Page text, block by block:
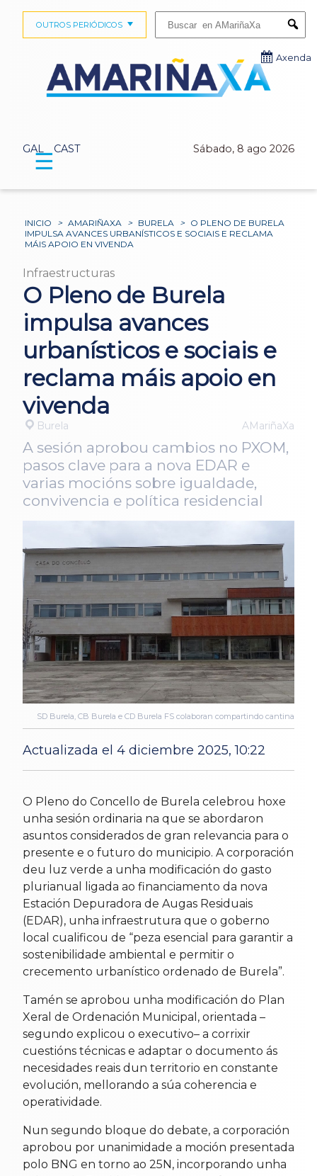
GAL CAST Sábado, 8 ago 2026
OUTROS PERIÓDICOS
Axenda
☰
INICIO > AMARIÑAXA > BURELA > O PLENO DE BURELA
IMPULSA AVANCES URBANÍSTICOS E SOCIAIS E RECLAMA
MÁIS APOIO EN VIVENDA
Infraestructuras
O Pleno de Burela
impulsa avances
urbanísticos e sociais e
reclama máis apoio en
vivenda
Burela AMariñaXa
A sesión aprobou cambios no PXOM,
pasos clave para a nova EDAR e
varias mocións sobre igualdade,
convivencia e política residencial
SD Burela, CB Burela e CD Burela FS colaboran compartindo cantina
Actualizada el 4 diciembre 2025, 10:22
horas 28 Nov 2025
O Pleno do Concello de Burela celebrou hoxe
unha sesión ordinaria na que se abordaron
asuntos considerados de gran relevancia para o
presente e o futuro do municipio. A corporación
deu luz verde a unha modificación do gasto
plurianual ligada ao financiamento da nova
Estación Depuradora de Augas Residuais
(EDAR), unha infraestrutura que o goberno
local cualificou de “peza esencial para garantir a
sostenibilidade ambiental e permitir o
crecemento urbanístico ordenado de Burela”.
Tamén se aprobou unha modificación do Plan
Xeral de Ordenación Municipal, orientada –
segundo explicou o executivo– a corrixir
cuestións técnicas e adaptar o documento ás
necesidades reais dun territorio en constante
evolución, mellorando a súa coherencia e
operatividade.
Nun segundo bloque do debate, a corporación
aprobou por unanimidade a moción presentada
polo BNG en torno ao 25N, incorporando unha